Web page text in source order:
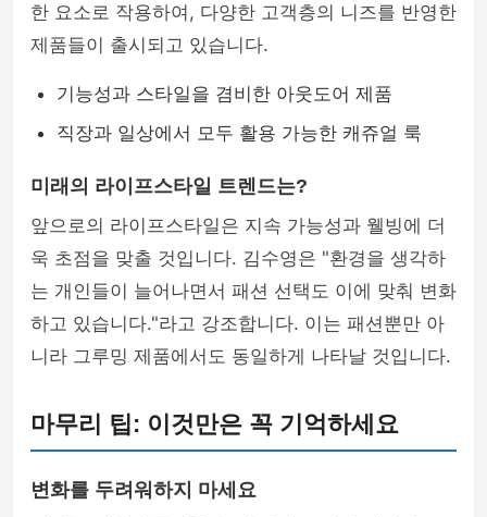
한 요소로 작용하여, 다양한 고객층의 니즈를 반영한
제품들이 출시되고 있습니다.
기능성과 스타일을 겸비한 아웃도어 제품
직장과 일상에서 모두 활용 가능한 캐쥬얼 룩
미래의 라이프스타일 트렌드는?
앞으로의 라이프스타일은 지속 가능성과 웰빙에 더
욱 초점을 맞출 것입니다. 김수영은 "환경을 생각하
는 개인들이 늘어나면서 패션 선택도 이에 맞춰 변화
하고 있습니다."라고 강조합니다. 이는 패션뿐만 아
니라 그루밍 제품에서도 동일하게 나타날 것입니다.
마무리 팁: 이것만은 꼭 기억하세요
변화를 두려워하지 마세요